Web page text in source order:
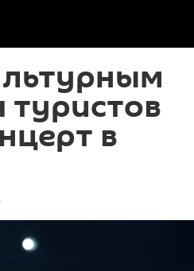
туристов
в